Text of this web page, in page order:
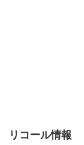
リコール情報